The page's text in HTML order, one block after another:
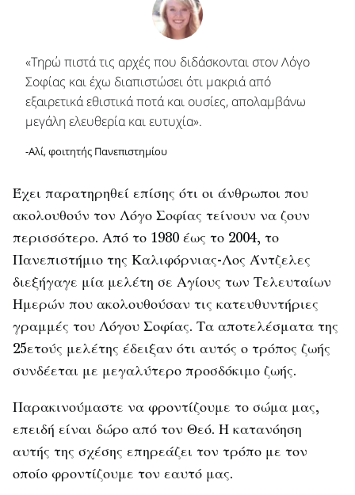
«Τηρώ πιστά τις αρχές που διδάσκονται στον Λόγο
Σοφίας και έχω διαπιστώσει ότι μακριά από
εξαιρετικά εθιστικά ποτά και ουσίες, απολαμβάνω
μεγάλη ελευθερία και ευτυχία».
-Αλί, φοιτητής Πανεπιστημίου
Έχει παρατηρηθεί επίσης ότι οι άνθρωποι που
ακολουθούν τον Λόγο Σοφίας τείνουν να ζουν
περισσότερο. Από το 1980 έως το 2004, το
Πανεπιστήμιο της Καλιφόρνιας-Λος Άντζελες
διεξήγαγε μία μελέτη σε Αγίους των Τελευταίων
Ημερών που ακολουθούσαν τις κατευθυντήριες
γραμμές του Λόγου Σοφίας. Τα αποτελέσματα της
25ετούς μελέτης έδειξαν ότι αυτός ο τρόπος ζωής
συνδέεται με μεγαλύτερο προσδόκιμο ζωής.
Παρακινούμαστε να φροντίζουμε το σώμα μας,
επειδή είναι δώρο από τον Θεό. Η κατανόηση
αυτής της σχέσης επηρεάζει τον τρόπο με τον
οποίο φροντίζουμε τον εαυτό μας.